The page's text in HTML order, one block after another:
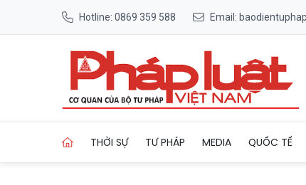
Hotline: 0869 359 588 Email:
THỜI SỰ TƯ PHÁP MEDIA QUỐC TẾ